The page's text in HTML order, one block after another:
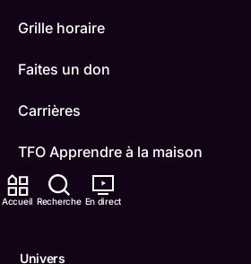
Accueil Recherche En direct
Univers
Grille horaire
Faites un don
Carrières
TFO Apprendre à la maison
Comment nous capter